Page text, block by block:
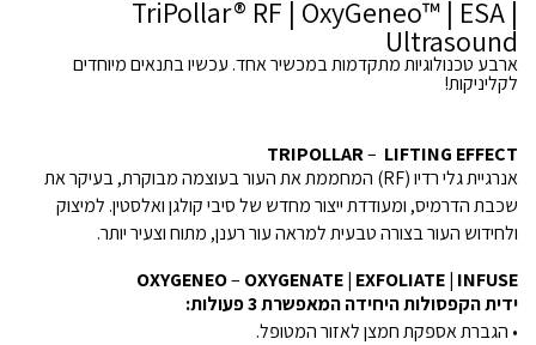
TriPollar® RF | OxyGeneo™ | ESA |
Ultrasound
ארבע טכנולוגיות מתקדמות במכשיר אחד. עכשיו בתנאים מיוחדים
לקליניקות!
TRIPOLLAR– LIFTING EFFECT
אנרגיית גלי רדיו (RF) המחממת את העור בעוצמה מבוקרת, בעיקר את
שכבת הדרמיס, ומעודדת ייצור מחדש של סיבי קולגן ואלסטין. למיצוק
ולחידוש העור בצורה טבעית למראה עור רענן, מתוח וצעיר יותר.
OXYGENEO– OXYGENATE | EXFOLIATE | INFUSE
ידית הקפסולות היחידה המאפשרת 3 פעולות:
• הגברת אספקת חמצן לאזור המטופל.